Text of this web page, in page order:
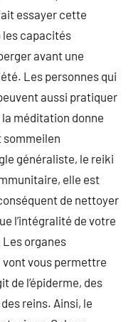
essayer cette
les capacités
avant une
Les personnes qui
aussi pratiquer
méditation donne
sommeilen
généraliste, le reiki
elle est
de nettoyer
l’intégralité de votre
organes
vont vous permettre
de l’épiderme, des
reins. Ainsi, le